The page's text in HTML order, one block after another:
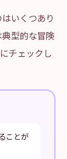
いくつあり
型的な冒険
チェックし
ことが